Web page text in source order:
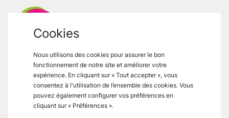
VisitMons2026- All right reserved
Grand Place 27, 7000 Mons
Cookies
Nous utilisons des cookies pour assurer le bon
fonctionnement de notre site et améliorer votre
expérience. En cliquant sur « Tout accepter », vous
consentez à l'utilisation de l’ensemble des cookies. Vous
pouvez également configurer vos préférences en
cliquant sur « Préférences ».